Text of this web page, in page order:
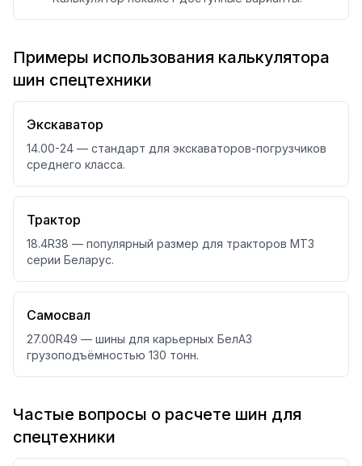
Примеры использования калькулятора
шин спецтехники
Экскаватор
14.00-24 — стандарт для экскаваторов-погрузчиков
среднего класса.
Трактор
18.4R38 — популярный размер для тракторов МТЗ
серии Беларус.
Самосвал
27.00R49 — шины для карьерных БелАЗ
грузоподъёмностью 130 тонн.
Частые вопросы о расчете шин для
спецтехники